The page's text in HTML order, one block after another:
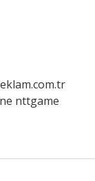
nttgame